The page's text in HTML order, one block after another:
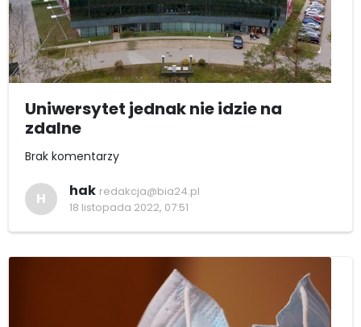
Uniwersytet jednak nie idzie na
zdalne
Brak komentarzy
H hak redakcja@bia24.pl
18 listopada 2022, 07:51